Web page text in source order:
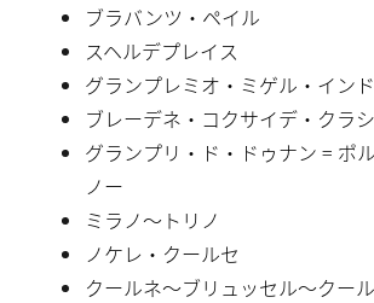
ブラバンツ・ペイル
スヘルデプレイス
グランプレミオ・ミゲル・イン
ブレーデネ・コクサイデ・クラ
グランプリ・ド・ドゥナン = ポ
ノー
ミラノ〜トリノ
ノケレ・クールセ
クールネ〜ブリュッセル〜クー